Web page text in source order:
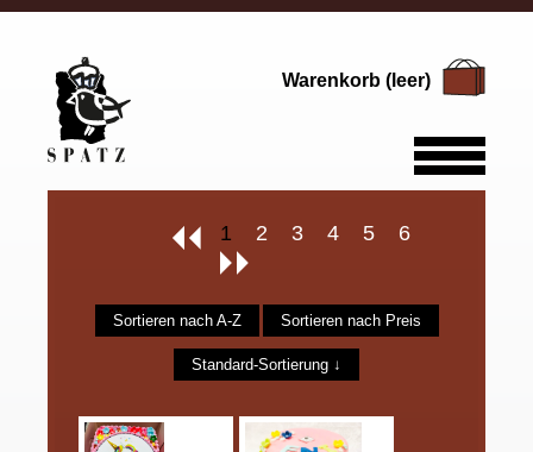
Warenkorb (leer)
1 2 3 4 5 6
Sortieren nach A-Z Sortieren nach Preis
Standard-Sortierung ↓